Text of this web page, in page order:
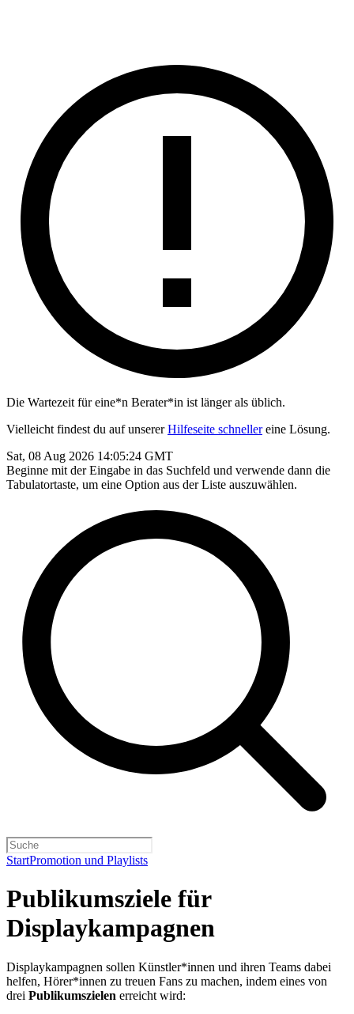
Die Wartezeit für eine*n Berater*in ist länger als üblich.
Vielleicht findest du auf unsererHilfeseite schnellereine Lösung.
Sat, 08 Aug 2026 14:05:24 GMT
Beginne mit der Eingabe in das Suchfeld und verwende dann die
Tabulatortaste, um eine Option aus der Liste auszuwählen.
StartPromotion und Playlists
Publikumsziele für
Displaykampagnen
Displaykampagnen sollen Künstler*innen und ihren Teams dabei
helfen, Hörer*innen zu treuen Fans zu machen, indem eines von
drei Publikumszielen erreicht wird: